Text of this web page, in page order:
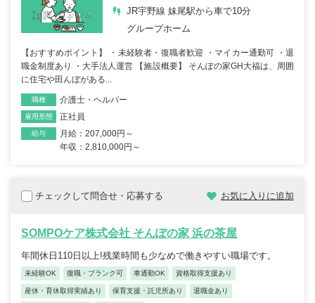
JR宇野線 妹尾駅から車で10分
グループホーム
【おすすめポイント】 ・未経験者・復職者歓迎 ・マイカー通勤可 ・退
職金制度あり ・大手法人運営 【施設概要】 そんぽの家GH大福は、周囲
に住宅や田んぼがある...
職種 介護士・ヘルパー
雇用形態 正社員
給与
月給：207,000円～
年収：2,810,000円～
チェックして問合せ・応募する お気に入りに追加
SOMPOケア株式会社 そんぽの家 浜の茶屋
年間休日110日以上!残業時間も少なめで働きやすい職場です。
未経験OK 復職・ブランク可 車通勤OK 資格取得支援あり
産休・育休取得実績あり 保育支援・託児所あり 退職金あり